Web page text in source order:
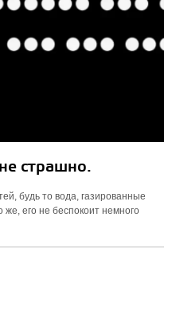
страшно.
будь то вода, газированные
же, его не беспокоит немного